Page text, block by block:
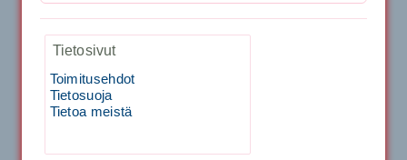
19.90€
Kirschbaum Flash Shark 200m
Tietosivut
Toimitusehdot
Tietosuoja
Tietoa meistä